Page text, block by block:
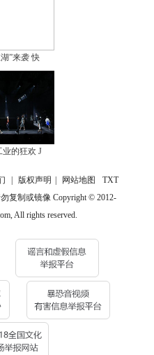
”来袭 快
业的狂欢 J
版权声明 网站地图
TXT
复制或镜像 Copyright © 2012-
All rights reserved.